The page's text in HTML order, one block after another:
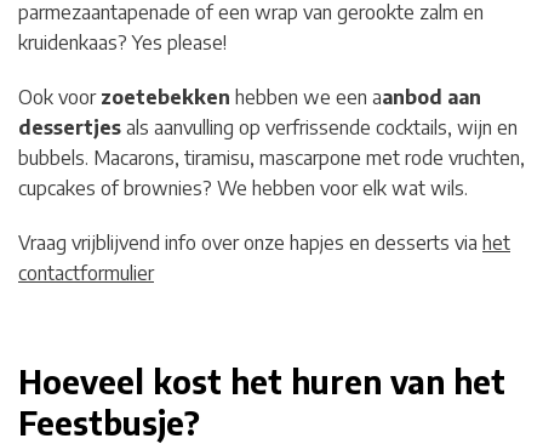
parmezaantapenade of een wrap van gerookte zalm en
kruidenkaas? Yes please!
Ook voor zoetebekken hebben we een aanbod aan
dessertjes als aanvulling op verfrissende cocktails, wijn en
bubbels. Macarons, tiramisu, mascarpone met rode vruchten,
cupcakes of brownies? We hebben voor elk wat wils.
Vraag vrijblijvend info over onze hapjes en desserts via het
contactformulier
Hoeveel kost het huren van het
Feestbusje?